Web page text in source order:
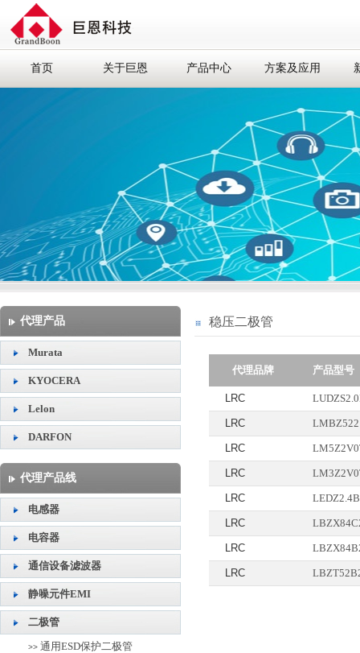
首页 关于巨恩 产品中心 方案及应用
代理产品
Murata
KYOCERA
Lelon
DARFON
代理产品线
电感器
电容器
通信设备滤波器
静噪元件EMI
二极管
>> 通用ESD保护二极管
稳压二极管
代理品牌 产品型号
LRC
LRC
LRC
LRC
LRC
LRC
LRC
LRC